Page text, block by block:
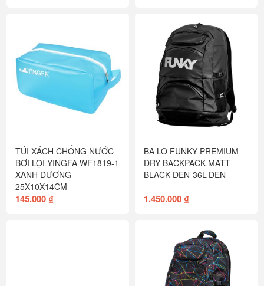
TÚI XÁCH CHỐNG NƯỚC
BƠI LỘI YINGFA WF1819-1
XANH DƯƠNG
25X10X14CM
145.000 ₫
BA LÔ FUNKY PREMIUM
DRY BACKPACK MATT
BLACK ĐEN-36L-ĐEN
1.450.000 ₫